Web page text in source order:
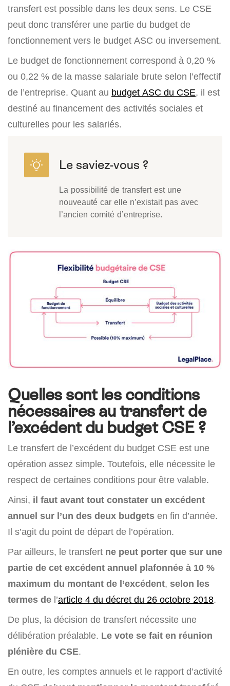
transfert est possible dans les deux sens. Le CSE
peut donc transférer une partie du budget de
fonctionnement vers le budget ASC ou inversement.
Le budget de fonctionnement correspond à 0,20 %
ou 0,22 % de la masse salariale brute selon l’effectif
de l’entreprise. Quant au budget ASC du CSE, il est
destiné au financement des activités sociales et
culturelles pour les salariés.
La possibilité de transfert est une
nouveauté car elle n’existait pas avec
l’ancien comité d’entreprise.
Quelles sont les conditions
nécessaires au transfert de
l’excédent du budget CSE ?
Le transfert de l’excédent du budget CSE est une
opération assez simple. Toutefois, elle nécessite le
respect de certaines conditions pour être valable.
Ainsi, il faut avant tout constater un excédent
annuel sur l’un des deux budgets en fin d’année.
Il s’agit du point de départ de l’opération.
Par ailleurs, le transfert ne peut porter que sur une
partie de cet excédent annuel plafonnée à 10 %
maximum du montant de l’excédent, selon les
termes de l’article 4 du décret du 26 octobre 2018.
De plus, la décision de transfert nécessite une
délibération préalable. Le vote se fait en réunion
plénière du CSE.
En outre, les comptes annuels et le rapport d’activité